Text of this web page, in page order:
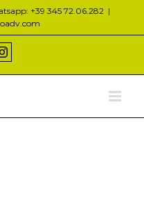
+39 345 72.06.282 |
Instagram